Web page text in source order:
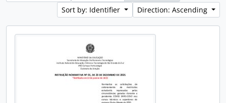
Sort by: Identifier
Direction: Ascending